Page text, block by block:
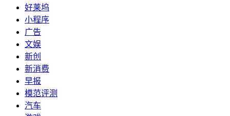
好莱坞
小程序
广告
文娱
新创
新消费
早报
模范评测
汽车